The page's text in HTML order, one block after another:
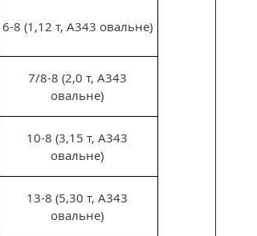
6-8 (1,12 т, А343 овальне)
7/8-8 (2,0 т, А343
овальне)
10-8 (3,15 т, А343
овальне)
13-8 (5,30 т, А343
овальне)